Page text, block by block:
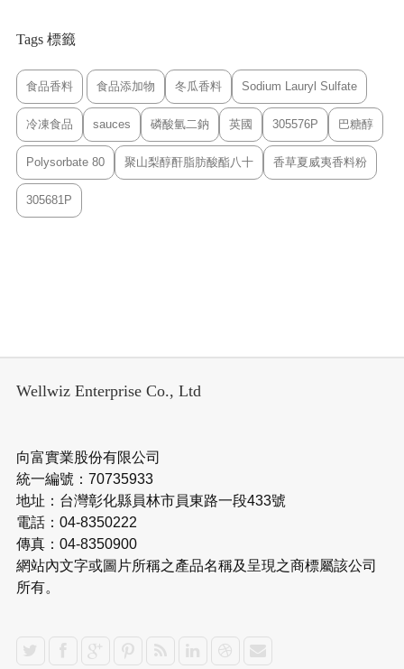
Tags 標籤
食品香料 食品添加物 冬瓜香料 Sodium Lauryl Sulfate
冷凍食品 sauces 磷酸氫二鈉 英國 305576P 巴糖醇
Polysorbate 80 聚山梨醇酐脂肪酸酯八十 香草夏威夷香料粉
305681P
Wellwiz Enterprise Co., Ltd
向富實業股份有限公司
統一編號：70735933
地址：台灣彰化縣員林市員東路一段433號
電話：04-8350222
傳真：04-8350900
網站內文字或圖片所稱之產品名稱及呈現之商標屬該公司
所有。